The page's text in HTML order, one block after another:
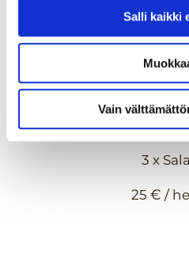
Salli kaikki
Vain
2 x alkupala, 2 x
32 € /
3 x
25 € /